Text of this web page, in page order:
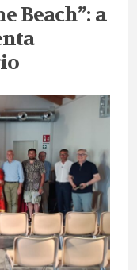
Beach”: a